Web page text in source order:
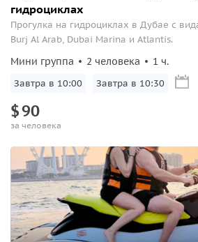
гидроциклах
Прогулка на гидроциклах в Дубае с
Burj Al Arab, Dubai Marina и Atlantis.
Мини группа 2 человека 1 ч.
Завтра в 10:00 Завтра в 10:30
$90
за человека